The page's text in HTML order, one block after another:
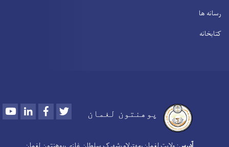
رسانه ها
کتابخانه
پوهنتون لغمان YoutubeLinkedInFacebook